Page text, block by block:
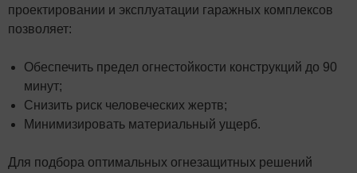
проектировании и эксплуатации гаражных комплексов
позволяет:
Обеспечить предел огнестойкости конструкций до 90
минут;
Снизить риск человеческих жертв;
Минимизировать материальный ущерб.
Для подбора оптимальных огнезащитных решений